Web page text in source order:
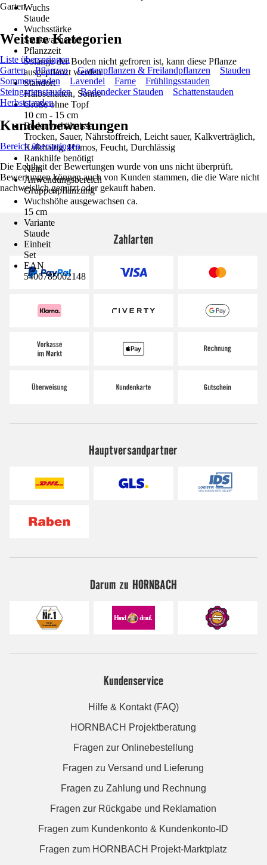
Wuchs
Staude
Wuchsstärke
Starkwachsend
Pflanzzeit
Solange der Boden nicht gefroren ist, kann diese Pflanze
ausgepflanzt werden
Standort
Halbschatten, Sonne
Größe ohne Topf
10 cm - 15 cm
Bodenverhältnisse
Trocken, Sauer, Nährstoffreich, Leicht sauer, Kalkverträglich,
Kalkhaltig, Humos, Feucht, Durchlässig
Rankhilfe benötigt
Nein
Anwendungsbereich
Gruppenpflanzung
Wuchshöhe ausgewachsen ca.
15 cm
Variante
Staude
Einheit
Set
EAN
5400785002148
Garten.
Weitere Kategorien
Liste überspringen
Garten
Pflanzen Gartenpflanzen & Freilandpflanzen
Stauden
Sommerstauden
Lavendel Farne
Frühlingsstauden
Steingartenstauden
Bodendecker Stauden
Schattenstauden
Herbststauden
Kundenbewertungen
Bereich überspringen
Die Echtheit der Bewertungen wurde von uns nicht überprüft.
Bewertungen können auch von Kunden stammen, die die Ware nicht
nachweislich genutzt oder gekauft haben.
Zahlarten
Hauptversandpartner
Darum zu HORNBACH
Kundenservice
Hilfe & Kontakt (FAQ)
HORNBACH Projektberatung
Fragen zur Onlinebestellung
Fragen zu Versand und Lieferung
Fragen zu Zahlung und Rechnung
Fragen zur Rückgabe und Reklamation
Fragen zum Kundenkonto & Kundenkonto-ID
Fragen zum HORNBACH Projekt-Marktplatz